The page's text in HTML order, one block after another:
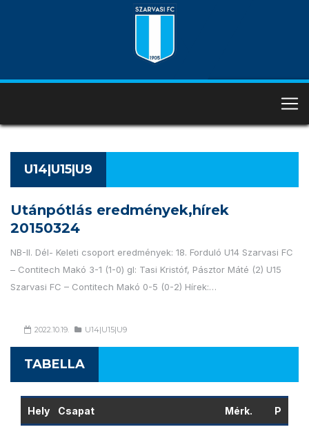
U14|U15|U9
Utánpótlás eredmények,hírek
20150324
NB-II. Dél- Keleti csoport eredmények: 18. Forduló U14 Szarvasi FC
– Contitech Makó 3-1 (1-0) gl: Tasi Kristóf, Pásztor Máté (2) U15
Szarvasi FC – Contitech Makó 0-5 (0-2) Hírek:…
2022.10.19. U14|U15|U9
TABELLA
Hely Csapat Mérk. P